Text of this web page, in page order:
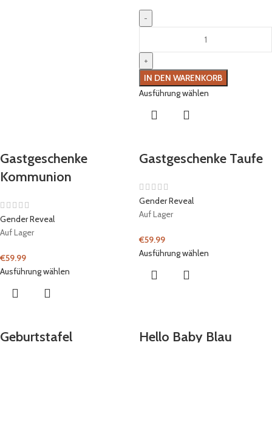
IN DEN WARENKORB
Ausführung wählen
Gastgeschenke
Kommunion
Gender Reveal
Auf Lager
€59.99
Ausführung wählen
Gastgeschenke Taufe
Gender Reveal
Auf Lager
€59.99
Ausführung wählen
Geburtstafel Hello Baby Blau